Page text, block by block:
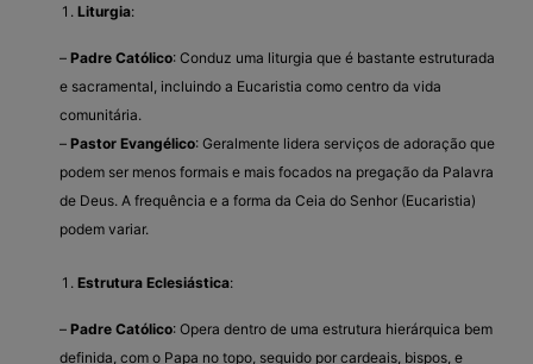
Liturgia:
– Padre Católico: Conduz uma liturgia que é bastante estruturada
e sacramental, incluindo a Eucaristia como centro da vida
comunitária.
– Pastor Evangélico: Geralmente lidera serviços de adoração que
podem ser menos formais e mais focados na pregação da Palavra
de Deus. A frequência e a forma da Ceia do Senhor (Eucaristia)
podem variar.
Estrutura Eclesiástica:
– Padre Católico: Opera dentro de uma estrutura hierárquica bem
definida, com o Papa no topo, seguido por cardeais, bispos, e